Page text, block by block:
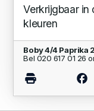
Verkrijgbaar in
kleuren
Boby 4/4 Paprika
Bel 020 617 01 26